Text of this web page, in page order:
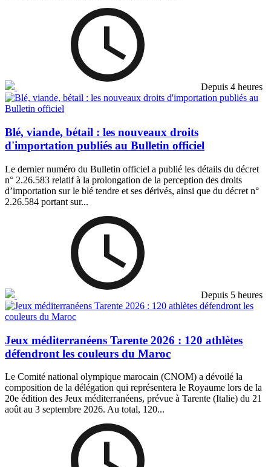
Depuis 4 heures
Blé, viande, bétail : les nouveaux droits
d'importation publiés au Bulletin officiel
Le dernier numéro du Bulletin officiel a publié les détails du décret
n° 2.26.583 relatif à la prolongation de la perception des droits
d’importation sur le blé tendre et ses dérivés, ainsi que du décret n°
2.26.584 portant sur...
Depuis 5 heures
Jeux méditerranéens Tarente 2026 : 120 athlètes
défendront les couleurs du Maroc
Le Comité national olympique marocain (CNOM) a dévoilé la
composition de la délégation qui représentera le Royaume lors de la
20e édition des Jeux méditerranéens, prévue à Tarente (Italie) du 21
août au 3 septembre 2026. Au total, 120...